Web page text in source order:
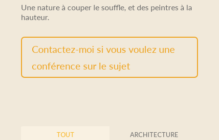
Une nature à couper le souffle, et des peintres à la
hauteur.
Contactez-moi si vous voulez une
conférence sur le sujet
TOUT ARCHITECTURE